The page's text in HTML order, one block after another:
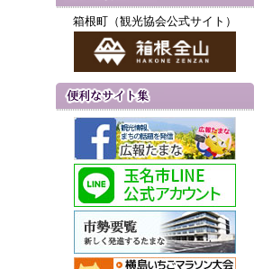
箱根町（観光協会公式サイト）